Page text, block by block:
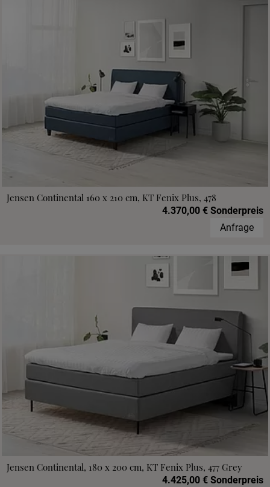
Jensen Continental 160 x 210 cm, KT Fenix Plus, 478
4.370,00 € Sonderpreis
Anfrage
Jensen Continental, 180 x 200 cm, KT Fenix Plus, 477 Grey
4.425,00 € Sonderpreis